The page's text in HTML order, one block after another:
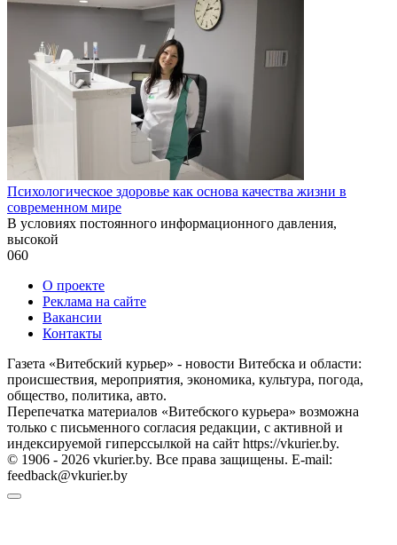
Психологическое здоровье как основа качества жизни в
современном мире
В условиях постоянного информационного давления,
высокой
060
О проекте
Реклама на сайте
Вакансии
Контакты
Газета «Витебский курьер» - новости Витебска и области:
происшествия, мероприятия, экономика, культура, погода,
общество, политика, авто.
Перепечатка материалов «Витебского курьера» возможна
только с письменного согласия редакции, с активной и
индексируемой гиперссылкой на сайт https://vkurier.by.
© 1906 - 2026 vkurier.by. Все права защищены. E-mail:
feedback@vkurier.by